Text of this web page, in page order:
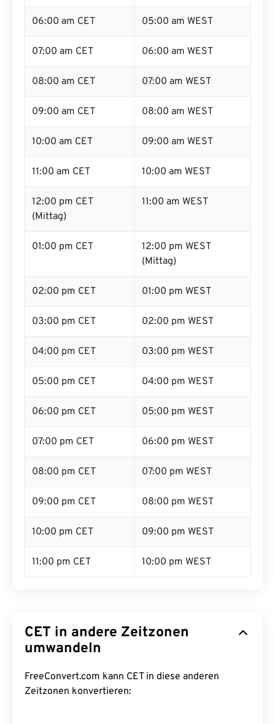
06:00 am CET 05:00 am WEST
07:00 am CET 06:00 am WEST
08:00 am CET 07:00 am WEST
09:00 am CET 08:00 am WEST
10:00 am CET 09:00 am WEST
11:00 am CET 10:00 am WEST
12:00 pm CET
(Mittag)
11:00 am WEST
01:00 pm CET
12:00 pm WEST
(Mittag)
02:00 pm CET 01:00 pm WEST
03:00 pm CET 02:00 pm WEST
04:00 pm CET 03:00 pm WEST
05:00 pm CET 04:00 pm WEST
06:00 pm CET 05:00 pm WEST
07:00 pm CET 06:00 pm WEST
08:00 pm CET 07:00 pm WEST
09:00 pm CET 08:00 pm WEST
10:00 pm CET 09:00 pm WEST
11:00 pm CET 10:00 pm WEST
CET in andere Zeitzonen
umwandeln
FreeConvert.com kann CET in diese anderen
Zeitzonen konvertieren: